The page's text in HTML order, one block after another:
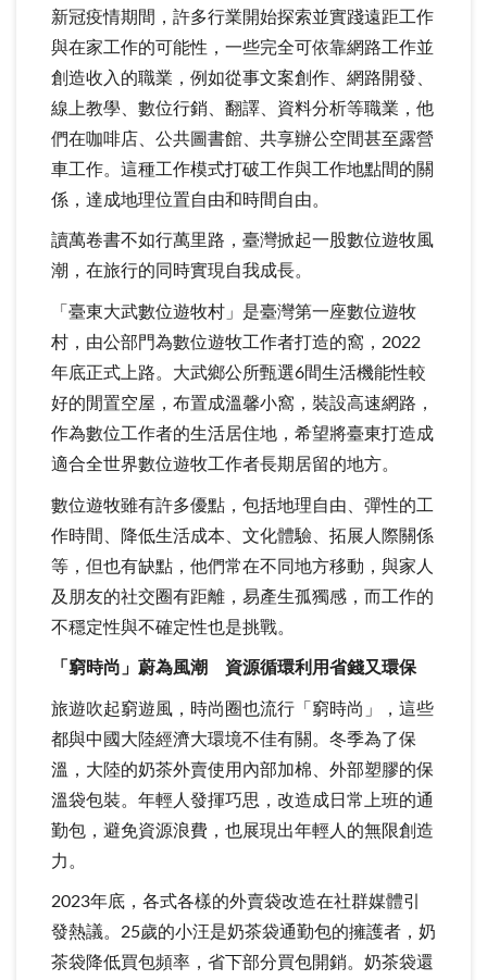
新冠疫情期間，許多行業開始探索並實踐遠距工作
與在家工作的可能性，一些完全可依靠網路工作並
創造收入的職業，例如從事文案創作、網路開發、
線上教學、數位行銷、翻譯、資料分析等職業，他
們在咖啡店、公共圖書館、共享辦公空間甚至露營
車工作。這種工作模式打破工作與工作地點間的關
係，達成地理位置自由和時間自由。
讀萬卷書不如行萬里路，臺灣掀起一股數位遊牧風
潮，在旅行的同時實現自我成長。
「臺東大武數位遊牧村」是臺灣第一座數位遊牧
村，由公部門為數位遊牧工作者打造的窩，2022
年底正式上路。大武鄉公所甄選6間生活機能性較
好的閒置空屋，布置成溫馨小窩，裝設高速網路，
作為數位工作者的生活居住地，希望將臺東打造成
適合全世界數位遊牧工作者長期居留的地方。
數位遊牧雖有許多優點，包括地理自由、彈性的工
作時間、降低生活成本、文化體驗、拓展人際關係
等，但也有缺點，他們常在不同地方移動，與家人
及朋友的社交圈有距離，易產生孤獨感，而工作的
不穩定性與不確定性也是挑戰。
「窮時尚」蔚為風潮 資源循環利用省錢又環保
旅遊吹起窮遊風，時尚圈也流行「窮時尚」，這些
都與中國大陸經濟大環境不佳有關。冬季為了保
溫，大陸的奶茶外賣使用內部加棉、外部塑膠的保
溫袋包裝。年輕人發揮巧思，改造成日常上班的通
勤包，避免資源浪費，也展現出年輕人的無限創造
力。
2023年底，各式各樣的外賣袋改造在社群媒體引
發熱議。25歲的小汪是奶茶袋通勤包的擁護者，奶
茶袋降低買包頻率，省下部分買包開銷。奶茶袋還